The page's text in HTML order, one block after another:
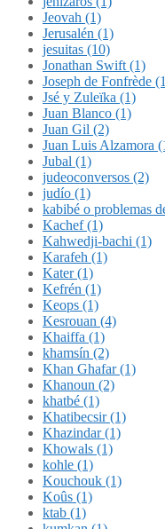
Jeovah (1)
Jerusalén (1)
jesuitas (10)
Jonathan Swift (1)
Joseph de Fonfrède
Jsé y Zuleïka (1)
Juan Blanco (1)
Juan Gil (2)
Juan Luis Alzamora
Jubal (1)
judeoconversos (2)
judío (1)
kabibé o problemas
Kachef (1)
Kahwedji-bachi (1)
Karafeh (1)
Kater (1)
Kefrén (1)
Keops (1)
Kesrouan (4)
Khaiffa (1)
khamsín (2)
Khan Ghafar (1)
Khanoun (2)
khatbé (1)
Khatibecsir (1)
Khazindar (1)
Khowals (1)
kohle (1)
Kouchouk (1)
Koûs (1)
ktab (1)